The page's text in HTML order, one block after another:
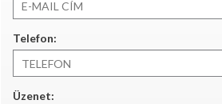
Telefon:
Üzenet: